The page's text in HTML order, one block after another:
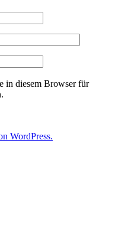
in diesem Browser für
WordPress.